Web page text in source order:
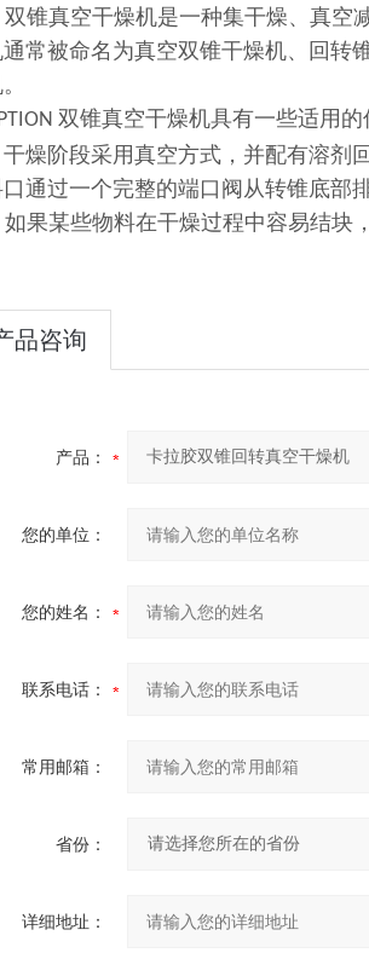
14
双锥真空干燥机是一种集干燥、真空
常被命名为真空双锥干燥机、回转
双锥真空干燥机具有一些适用
燥阶段采用真空方式，并配有溶剂
通过一个完整的端口阀从转锥底部
如果某些物料在干燥过程中容易结块
品咨询
产品：
您的单位：
您的姓名：
联系电话：
常用邮箱：
省份：
详细地址：